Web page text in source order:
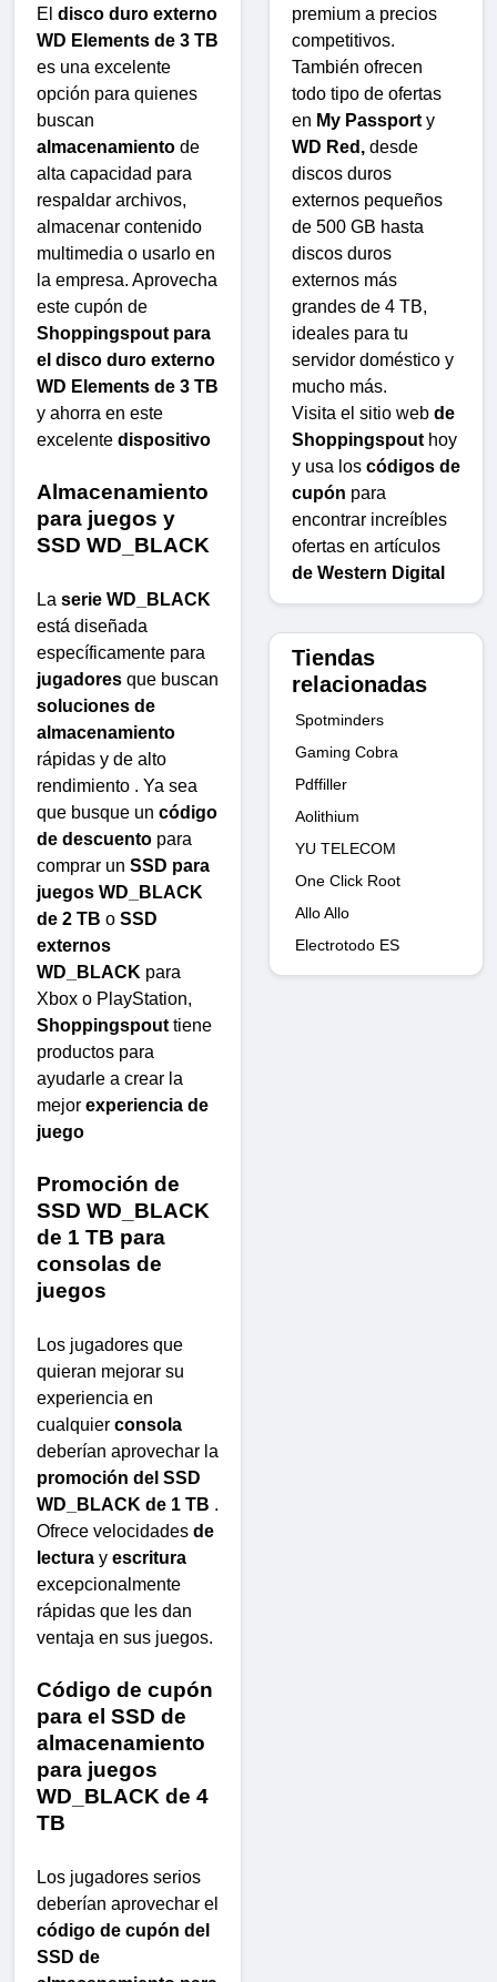
El disco duro externo
WD Elements de 3 TB
es una excelente
opción para quienes
buscan
almacenamiento de
alta capacidad para
respaldar archivos,
almacenar contenido
multimedia o usarlo en
la empresa. Aprovecha
este cupón de
Shoppingspout para
el disco duro externo
WD Elements de 3 TB
y ahorra en este
excelente dispositivo
Almacenamiento
para juegos y
SSD WD_BLACK
La serie WD_BLACK
está diseñada
específicamente para
jugadores que buscan
soluciones de
almacenamiento
rápidas y de alto
rendimiento . Ya sea
que busque un código
de descuento para
comprar un SSD para
juegos WD_BLACK
de 2 TB o SSD
externos
WD_BLACK para
Xbox o PlayStation,
Shoppingspout tiene
productos para
ayudarle a crear la
mejor experiencia de
juego
Promoción de
SSD WD_BLACK
de 1 TB para
consolas de
juegos
Los jugadores que
quieran mejorar su
experiencia en
cualquier consola
deberían aprovechar la
promoción del SSD
WD_BLACK de 1 TB .
Ofrece velocidades de
lectura y escritura
excepcionalmente
rápidas que les dan
ventaja en sus juegos.
Código de cupón
para el SSD de
almacenamiento
para juegos
WD_BLACK de 4
TB
Los jugadores serios
deberían aprovechar el
código de cupón del
SSD de
premium a precios
competitivos.
También ofrecen
todo tipo de ofertas
en My Passport y
WD Red, desde
discos duros
externos pequeños
de 500 GB hasta
discos duros
externos más
grandes de 4 TB,
ideales para tu
servidor doméstico y
mucho más.
Visita el sitio web de
Shoppingspout hoy
y usa los códigos de
cupón para
encontrar increíbles
ofertas en artículos
de Western Digital
Tiendas
relacionadas
Spotminders
Gaming Cobra
Pdffiller
Aolithium
YU TELECOM
One Click Root
Allo Allo
Electrotodo ES